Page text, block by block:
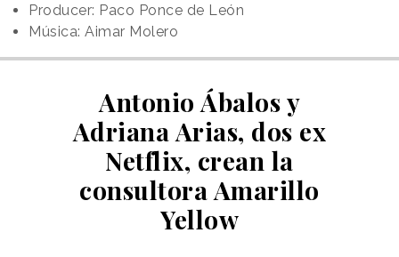
Producer: Paco Ponce de León
Música: Aimar Molero
Antonio Ábalos y
Adriana Arias, dos ex
Netflix, crean la
consultora Amarillo
Yellow